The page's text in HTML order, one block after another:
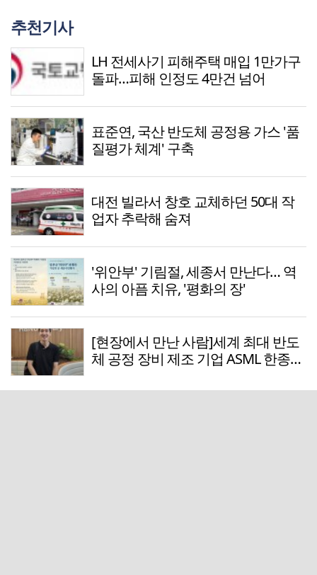
추천기사
LH 전세사기 피해주택 매입 1만가구
돌파…피해 인정도 4만건 넘어
표준연, 국산 반도체 공정용 가스 '품
질평가 체계' 구축
대전 빌라서 창호 교체하던 50대 작
업자 추락해 숨져
'위안부' 기림절, 세종서 만난다… 역
사의 아픔 치유, '평화의 장'
[현장에서 만난 사람]세계 최대 반도
체 공정 장비 제조 기업 ASML 한종호